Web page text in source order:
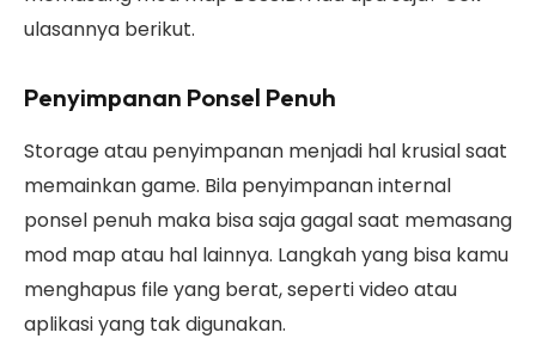
ulasannya berikut.
Penyimpanan Ponsel Penuh
Storage atau penyimpanan menjadi hal krusial saat
memainkan game. Bila penyimpanan internal
ponsel penuh maka bisa saja gagal saat memasang
mod map atau hal lainnya. Langkah yang bisa kamu
menghapus file yang berat, seperti video atau
aplikasi yang tak digunakan.